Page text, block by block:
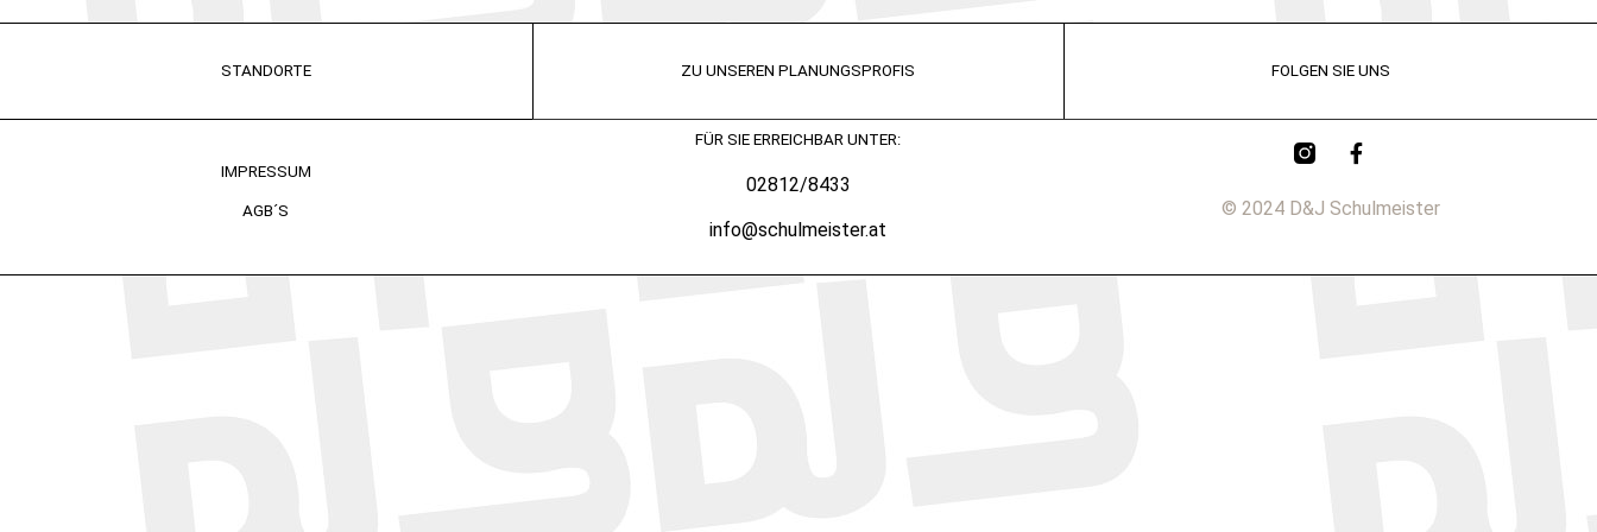
STANDORTE
IMPRESSUM
AGB´S
ZU UNSEREN PLANUNGSPROFIS
FÜR SIE ERREICHBAR UNTER:
02812/8433
info@schulmeister.at
FOLGEN SIE UNS
© 2024 D&J Schulmeister